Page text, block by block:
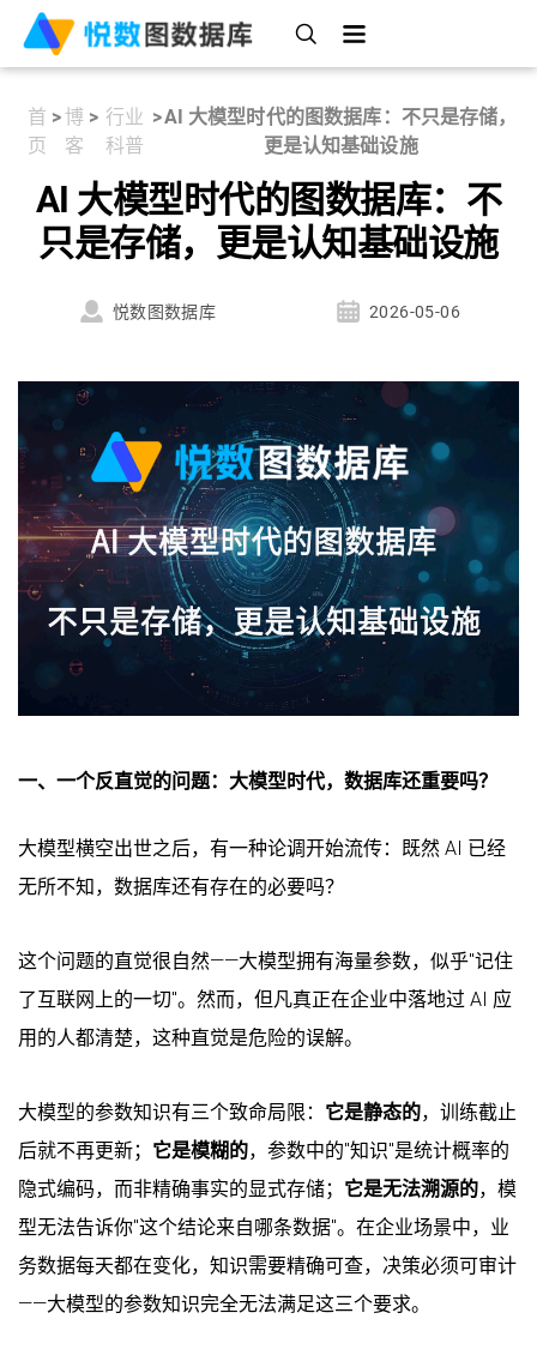
首
页
> 博
客
> 行业
科普
>AI 大模型时代的图数据库：不只是存储，
更是认知基础设施
AI 大模型时代的图数据库：不
只是存储，更是认知基础设施
悦数图数据库 2026-05-06
一、一个反直觉的问题：大模型时代，数据库还重要吗？
大模型横空出世之后，有一种论调开始流传：既然 AI 已经
无所不知，数据库还有存在的必要吗？
这个问题的直觉很自然——大模型拥有海量参数，似乎"记住
了互联网上的一切"。然而，但凡真正在企业中落地过 AI 应
用的人都清楚，这种直觉是危险的误解。
大模型的参数知识有三个致命局限： 它是静态的，训练截止
后就不再更新； 它是模糊的，参数中的"知识"是统计概率的
隐式编码，而非精确事实的显式存储； 它是无法溯源的，模
型无法告诉你"这个结论来自哪条数据"。在企业场景中，业
务数据每天都在变化，知识需要精确可查，决策必须可审计
——大模型的参数知识完全无法满足这三个要求。